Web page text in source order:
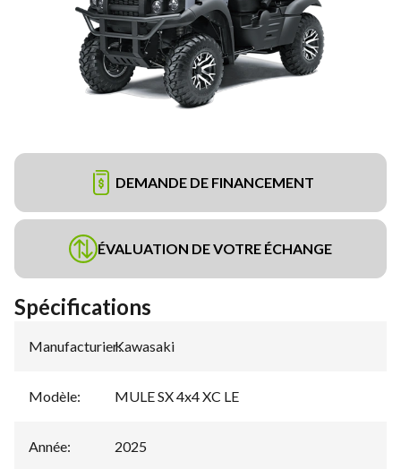
DEMANDE DE FINANCEMENT
ÉVALUATION DE VOTRE ÉCHANGE
Spécifications
Manufacturier:
Kawasaki
Modèle: MULE SX 4x4 XC LE
Année: 2025